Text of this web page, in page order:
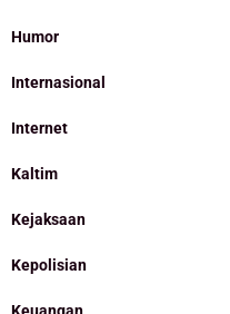
Humor
Internasional
Internet
Kaltim
Kejaksaan
Kepolisian